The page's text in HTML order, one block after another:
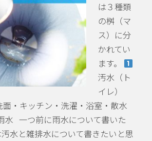
は３種類
の桝（マ
ス）に分
かれてい
ます。
汚水（ト
イレ）
・キッチン・洗濯・浴室・散水
水 一つ前に雨水について書いた
水と雑排水について書きたいと思